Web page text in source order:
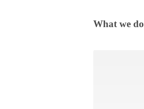
What we do